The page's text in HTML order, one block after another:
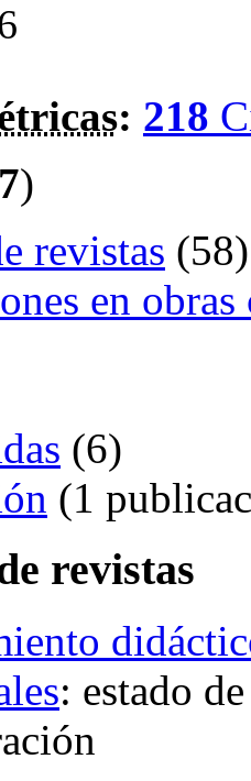
: 218
7)
revistas (58)
en
(6)
(1
revistas
: estado